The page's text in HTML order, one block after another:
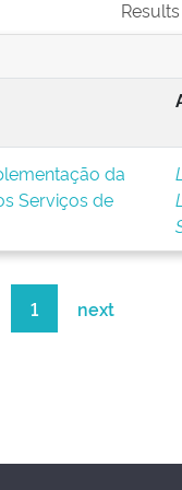
da
Serviços de
1 next